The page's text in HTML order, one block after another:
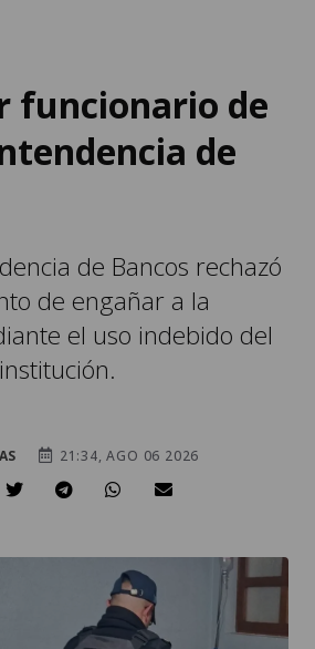
funcionario de
de
de Bancos rechazó
de engañar a la
el uso indebido del
21:34, AGO 06 2026